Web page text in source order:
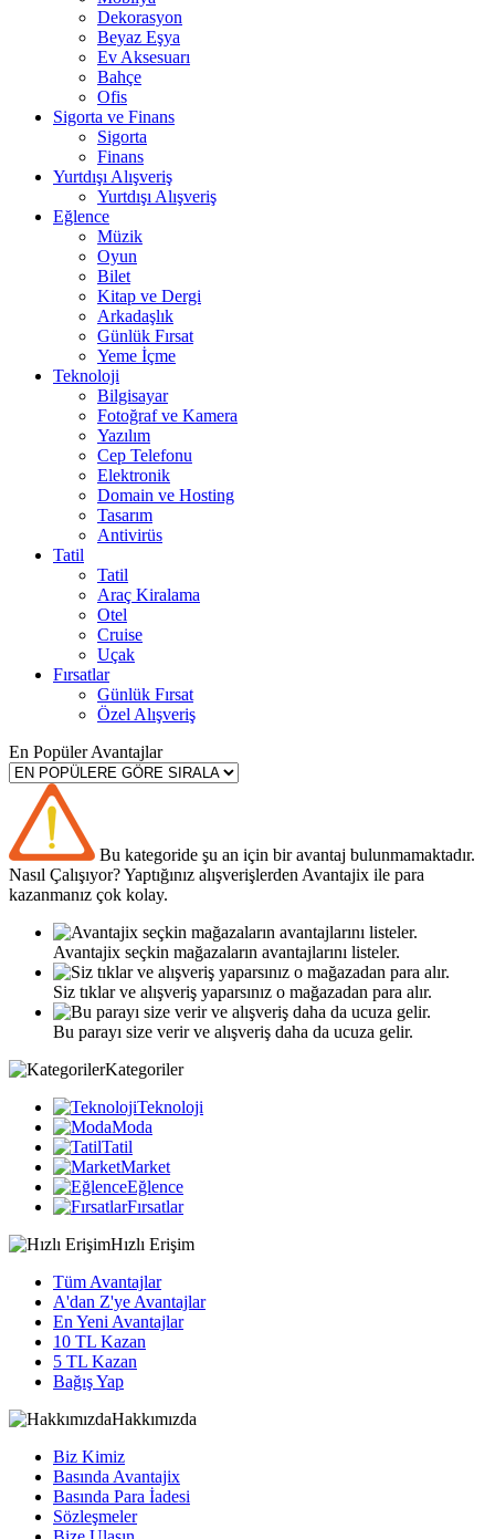
Dekorasyon
Beyaz Eşya
Ev Aksesuarı
Bahçe
Ofis
Sigorta ve Finans
Sigorta
Finans
Yurtdışı Alışveriş
Yurtdışı Alışveriş
Eğlence
Müzik
Oyun
Bilet
Kitap ve Dergi
Arkadaşlık
Günlük Fırsat
Yeme İçme
Teknoloji
Bilgisayar
Fotoğraf ve Kamera
Yazılım
Cep Telefonu
Elektronik
Domain ve Hosting
Tasarım
Antivirüs
Tatil
Tatil
Araç Kiralama
Otel
Cruise
Uçak
Fırsatlar
Günlük Fırsat
Özel Alışveriş
En Popüler Avantajlar
Bu kategoride şu an için bir avantaj bulunmamaktadır.
Nasıl Çalışıyor?Yaptığınız alışverişlerden Avantajix ile para
kazanmanız çok kolay.
Avantajix seçkin mağazaların avantajlarını listeler.
Siz tıklar ve alışveriş yaparsınız o mağazadan para alır.
Bu parayı size verir ve alışveriş daha da ucuza gelir.
Kategoriler
Teknoloji
Moda
Tatil
Market
Eğlence
Fırsatlar
Hızlı Erişim
Tüm Avantajlar
A'dan Z'ye Avantajlar
En Yeni Avantajlar
10 TL Kazan
5 TL Kazan
Bağış Yap
Hakkımızda
Biz Kimiz
Basında Avantajix
Basında Para İadesi
Sözleşmeler